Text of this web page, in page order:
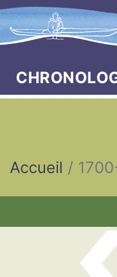
Accueil
Naviguer